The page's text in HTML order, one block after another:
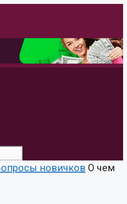
новичков О чем